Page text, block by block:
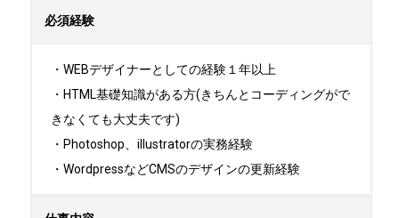
必須経験
・WEBデザイナーとしての経験１年以上
・HTML基礎知識がある方(きちんとコーディングがで
きなくても大丈夫です)
・Photoshop、illustratorの実務経験
・WordpressなどCMSのデザインの更新経験